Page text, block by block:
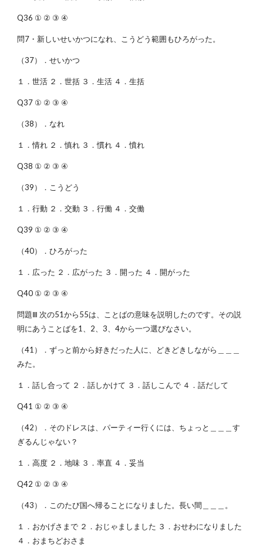
Q36 ① ② ③ ④
問7・新しいせいかつになれ、こうどう範囲もひろがった。
（37）．せいかつ
１．世活 ２．世括 ３．生活 ４．生括
Q37 ① ② ③ ④
（38）．なれ
１．情れ ２．慎れ ３．慣れ ４．憤れ
Q38 ① ② ③ ④
（39）．こうどう
１．行動 ２．交動 ３．行働 ４．交働
Q39 ① ② ③ ④
（40）．ひろがった
１．広った ２．広がった ３．開った ４．開がった
Q40 ① ② ③ ④
問題Ⅲ 次の51から55は、ことばの意味を説明したのです。その説
明にあうことばを1、2、3、4から一つ選びなさい。
（41）．ずっと前から好きだった人に、どきどきしながら＿＿＿
みた。
１．話し合って ２．話しかけて ３．話しこんで ４．話だして
Q41 ① ② ③ ④
（42）．そのドレスは、パーティー行くには、ちょっと＿＿＿す
ぎるんじゃない？
１．高度 ２．地味 ３．率直 ４．妥当
Q42 ① ② ③ ④
（43）．このたび国へ帰ることになりました。長い間＿＿＿。
１．おかげさまで ２．おじゃましました ３．おせわになりました
４．おまちどおさま